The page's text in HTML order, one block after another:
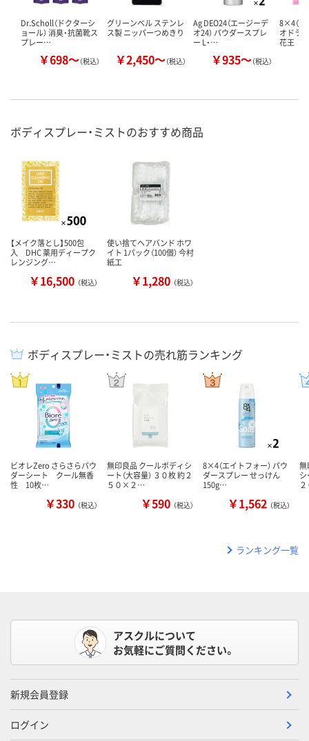
Dr.Scholl（ドクターシ
ョール） 消臭・抗菌靴ス
プレー…
￥698～（税込）
グリーンベル ステンレ
ス製 ニッパーつめきり
￥2,450～（税込）
Ag DEO24（エージーデ
オ24） パウダースプレ
ー L・…
￥935～（税込）
8×4（エ
オドラ
花王
ボディスプレー・ミストのおすすめ商品
【メイク落とし】500包
入 DHC 薬用ディープク
レンジング…
￥16,500 （税込）
使い捨てヘアバンド ホワ
イト 1パック（100個） 今村
紙工
￥1,280 （税込）
ボディスプレー・ミストの売れ筋ランキング
ビオレZero さらさらパウ
ダーシート クール無香
性 10枚…
￥330 （税込）
無印良品 クールボディシ
ート（大容量） ３０枚 約２
５０×２…
￥590 （税込）
8×4（エイトフォー） パウ
ダースプレー せっけん
150g…
￥1,562 （税込）
無
ランキング一覧
アスクルについて
お気軽にご質問ください。
新規会員登録
ログイン